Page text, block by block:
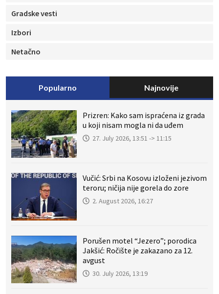
Gradske vesti
Izbori
Netačno
Popularno Najnovije
Prizren: Kako sam ispraćena iz grada
u koji nisam mogla ni da uđem
27. July 2026, 13:51 -> 11:15
Vučić: Srbi na Kosovu izloženi jezivom
teroru; ničija nije gorela do zore
2. August 2026, 16:27
Porušen motel “Jezero”; porodica
Jakšić: Ročište je zakazano za 12.
avgust
30. July 2026, 13:19